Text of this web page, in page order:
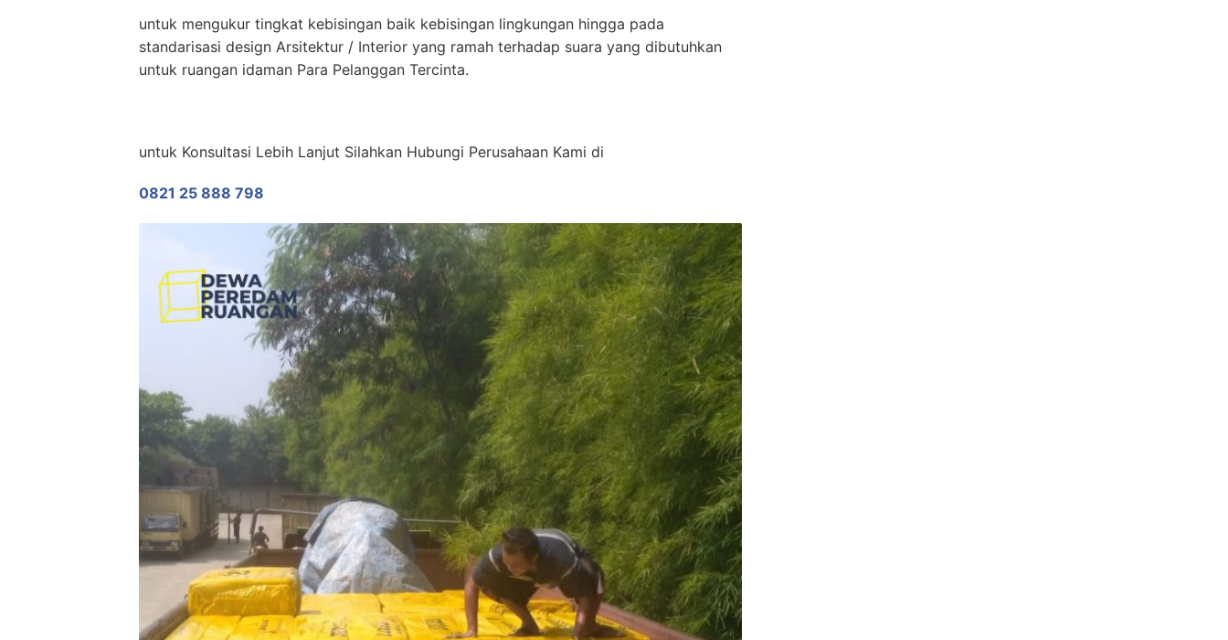
untuk mengukur tingkat kebisingan baik kebisingan lingkungan hingga pada
standarisasi design Arsitektur / Interior yang ramah terhadap suara yang dibutuhkan
untuk ruangan idaman Para Pelanggan Tercinta.
untuk Konsultasi Lebih Lanjut Silahkan Hubungi Perusahaan Kami di
0821 25 888 798